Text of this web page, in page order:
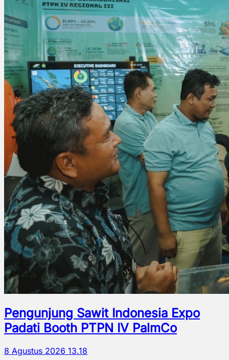
Pengunjung Sawit Indonesia Expo
Padati Booth PTPN IV PalmCo
8 Agustus 2026 13.18